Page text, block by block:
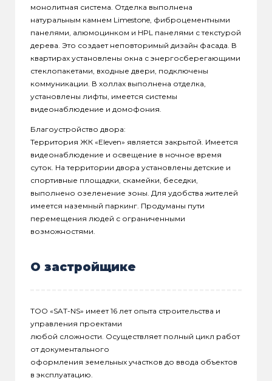
монолитная система. Отделка выполнена
натуральным камнем Limestone, фиброцементными
панелями, алюмоцинком и HPL панелями с текстурой
дерева. Это создает неповторимый дизайн фасада. В
квартирах установлены окна с энергосберегающими
стеклопакетами, входные двери, подключены
коммуникации. В холлах выполнена отделка,
установлены лифты, имеется системы
видеонаблюдение и домофония.
Благоустройство двора:
Территория ЖК «Eleven» является закрытой. Имеется
видеонаблюдение и освещение в ночное время
суток. На территории двора установлены детские и
спортивные площадки, скамейки, беседки,
выполнено озеленение зоны. Для удобства жителей
имеется наземный паркинг. Продуманы пути
перемещения людей с ограниченными
возможностями.
О застройщике
ТОО «SAT-NS» имеет 16 лет опыта строительства и
управления проектами
любой сложности. Осуществляет полный цикл работ
от документального
оформления земельных участков до ввода объектов
в эксплуатацию.